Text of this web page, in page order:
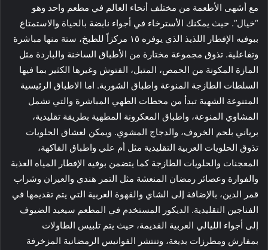
مع أشهى الأطعمة من مختلف أنحاء العالم في مطعم واحد وهو
“خيال”. حيث يمكنك الأسترخاء في أجواء نابضة بالحياة والاستمتاع
ببوفيه الإفطار اللذيذ الذي يوفره ١٥ مركزاً للطبخ، ستة منها مباشرة
وتفاعلية. تذوق مجموعة مختارة من الأطباق الساخنة والباردة مثل
المازة المكونة من الحمص، المتبل، الفتوش وغيرها الكثير بما فيها
السلطات الطازجة المنوعة واطباق الشوربة. اما الاطباق الرئيسية
المتنوعة الشهية تبدأ من محطات الطهي المباشرة والتي تشمل
المشاوي المنوعة، واطباق المعكرونة المطهية بطريقة تقليدية،
برياني بلحم الخروف، والدجاج المشوي. ويمكن لعشاق الحلويات
تذوق الحلويات العربية التقليدية مثل أم علي واطباق الفاكهة،
المعجنات والحلويات الطازجة كما يتضمن بوفيه الإفطار المياه العذبة
والفوارة وعصائر رمضان المنعشة مثل التمر هندي والعيران وشراب
قمر الدين، بالإضافة إلى الشاي والقهوة العربية التي يتم تقديمها في
الفناجين التقليدية. الديكور المستخدم في المطعم سيعيد الضيوف
إلى أجواء الليالي العربية القديمة، حيث يتم تلبيس الطاولات
بمفارش ومطرزات بديعة، وتنتشر الفوانيس الرمضانية المزخرفة